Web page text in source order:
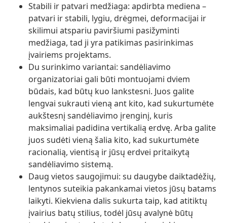
Stabili ir patvari medžiaga: apdirbta mediena –
patvari ir stabili, lygiu, drėgmei, deformacijai ir
skilimui atspariu paviršiumi pasižyminti
medžiaga, tad ji yra patikimas pasirinkimas
įvairiems projektams.
Du surinkimo variantai: sandėliavimo
organizatoriai gali būti montuojami dviem
būdais, kad būtų kuo lankstesni. Juos galite
lengvai sukrauti vieną ant kito, kad sukurtumėte
aukštesnį sandėliavimo įrenginį, kuris
maksimaliai padidina vertikalią erdvę. Arba galite
juos sudėti vieną šalia kito, kad sukurtumėte
racionalią, vientisą ir jūsų erdvei pritaikytą
sandėliavimo sistemą.
Daug vietos saugojimui: su daugybe daiktadėžių,
lentynos suteikia pakankamai vietos jūsų batams
laikyti. Kiekviena dalis sukurta taip, kad atitiktų
įvairius batų stilius, todėl jūsų avalynė būtų